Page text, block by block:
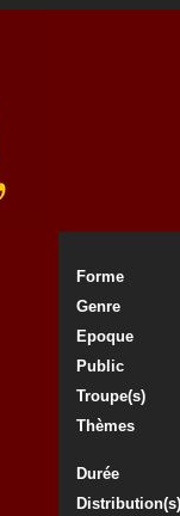
Forme
Genre
Epoque
Public
Troupe(s)
Thèmes
Durée
Distribution(s)